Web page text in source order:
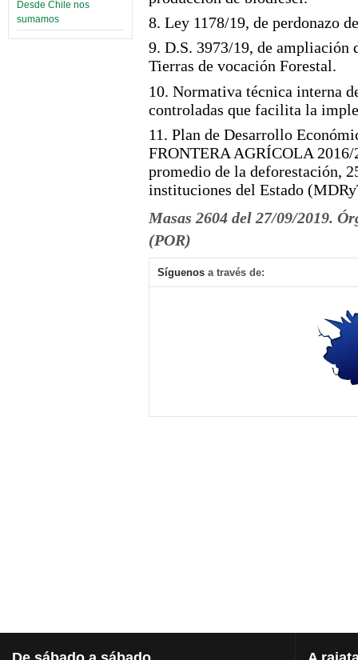
Desde Chile nos
sumamos
8. Ley 1178/19, de perdonazo
9. D.S. 3973/19, de ampliación
Tierras de vocación Forestal.
10. Normativa técnica interna
controladas que facilita la
11. Plan de Desarrollo
FRONTERA AGRÍCOLA
promedio de la deforestación,
instituciones del Estado
Masas 2604 del 27/09/2019.
(POR)
Síguenos a través de: